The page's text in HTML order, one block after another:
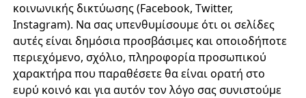
κοινωνικής δικτύωσης (Facebook, Twitter,
Instagram). Να σας υπενθυμίσουμε ότι οι σελίδες
αυτές είναι δημόσια προσβάσιμες και οποιοδήποτε
περιεχόμενο, σχόλιο, πληροφορία προσωπικού
χαρακτήρα που παραθέσετε θα είναι ορατή στο
ευρύ κοινό και για αυτόν τον λόγο σας συνιστούμε